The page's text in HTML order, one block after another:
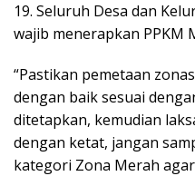
19. Seluruh Desa dan
wajib menerapkan PPKM
“Pastikan pemetaan
dengan baik sesuai
ditetapkan, kemudian
dengan ketat, jangan
kategori Zona Merah